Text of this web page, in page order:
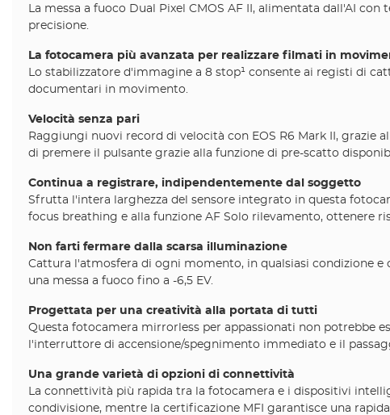
La messa a fuoco Dual Pixel CMOS AF II, alimentata dall'AI
precisione.
La fotocamera più avanzata per realizzare filmati in
Lo stabilizzatore d'immagine a 8 stop¹ consente ai registi di
documentari in movimento.
Velocità senza pari
Raggiungi nuovi record di velocità con EOS R6 Mark II,
di premere il pulsante grazie alla funzione di pre-scatto
Continua a registrare, indipendentemente dal soggetto
Sfrutta l'intera larghezza del sensore integrato in questa
focus breathing e alla funzione AF Solo rilevamento, ottenere
Non farti fermare dalla scarsa illuminazione
Cattura l'atmosfera di ogni momento, in qualsiasi condizione e
una messa a fuoco fino a -6,5 EV.
Progettata per una creatività alla portata di tutti
Questa fotocamera mirrorless per appassionati non potrebbe
l'interruttore di accensione/spegnimento immediato e il
Una grande varietà di opzioni di connettività
La connettività più rapida tra la fotocamera e i dispositivi
condivisione, mentre la certificazione MFI garantisce una